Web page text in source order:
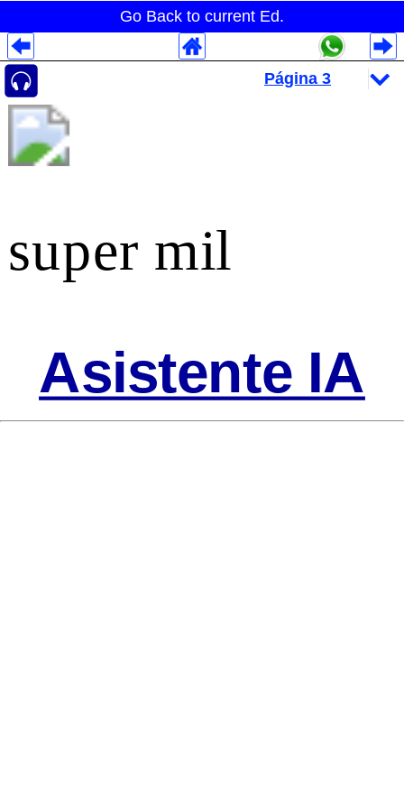
Go Back to current Ed.
super mil
Asistente IA
Despliegues Analytics
Despliegues Totales
Despliegues por Rubros